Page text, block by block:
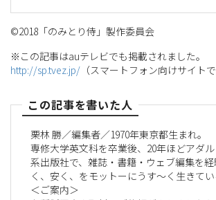
©2018「のみとり侍」製作委員会
※この記事はauテレビでも掲載されました。
http://sp.tvez.jp/ （スマートフォン向けサイトで
この記事を書いた人
栗林 勝／編集者／1970年東京都生まれ。
専修大学英文科を卒業後、20年ほどアダ
系出版社で、雑誌・書籍・ウェブ編集を
く、安く、をモットーにうす〜く生きてい
＜ご案内＞